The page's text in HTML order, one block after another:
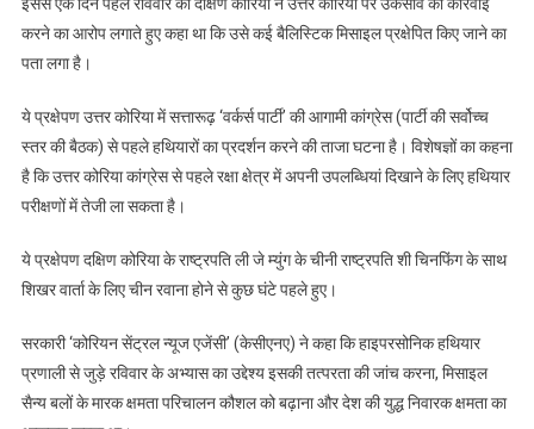
करने का आरोप लगाते हुए कहा था कि उसे कई बैलिस्टिक मिसाइल प्रक्षेपित किए जाने का
पता लगा है।
ये प्रक्षेपण उत्तर कोरिया में सत्तारूढ़ ‘वर्कर्स पार्टी’ की आगामी कांग्रेस (पार्टी की सर्वोच्च
स्तर की बैठक) से पहले हथियारों का प्रदर्शन करने की ताजा घटना है। विशेषज्ञों का कहना
है कि उत्तर कोरिया कांग्रेस से पहले रक्षा क्षेत्र में अपनी उपलब्धियां दिखाने के लिए हथियार
परीक्षणों में तेजी ला सकता है।
ये प्रक्षेपण दक्षिण कोरिया के राष्ट्रपति ली जे म्युंग के चीनी राष्ट्रपति शी चिनफिंग के साथ
शिखर वार्ता के लिए चीन रवाना होने से कुछ घंटे पहले हुए।
सरकारी ‘कोरियन सेंट्रल न्यूज एजेंसी’ (केसीएनए) ने कहा कि हाइपरसोनिक हथियार
प्रणाली से जुड़े रविवार के अभ्यास का उद्देश्य इसकी तत्परता की जांच करना, मिसाइल
सैन्य बलों के मारक क्षमता परिचालन कौशल को बढ़ाना और देश की युद्ध निवारक क्षमता का